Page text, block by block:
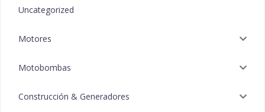
Uncategorized
Motores
Motobombas
Construcción & Generadores